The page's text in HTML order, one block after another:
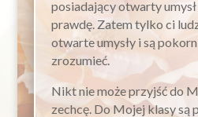
posiadający otwarty
prawdę. Zatem tylko ci
otwarte umysły i są
zrozumieć.
Nikt nie może przyjść do
zechcę. Do Mojej klasy są